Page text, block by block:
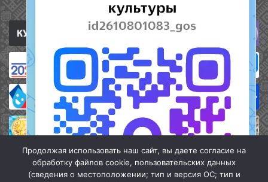
Полезные ссылки
Продолжая использовать наш сайт, вы даете согласие на
обработку файлов cookie, пользовательских данных
(сведения о местоположении; тип и версия ОС; тип и